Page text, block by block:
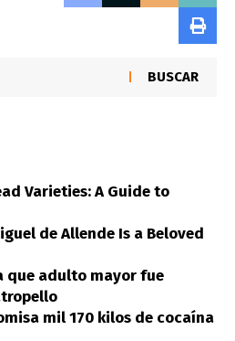
BUSCAR
Varieties: A Guide to
de Allende Is a Beloved
que adulto mayor fue
mil 170 kilos de cocaína